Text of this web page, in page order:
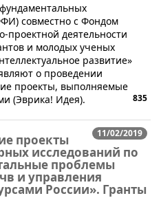
совместно с Фондом
проектной деятельности
и молодых ученых
развитие»
о проведении
проекты, выполняемые
(Эврика! Идея).
835
11/02/2019
проекты
исследований по
проблемы
и управления
России». Гранты